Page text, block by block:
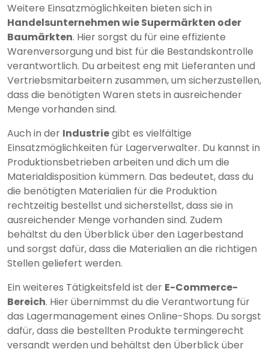
Weitere Einsatzmöglichkeiten bieten sich in
Handelsunternehmen wie Supermärkten oder
Baumärkten. Hier sorgst du für eine effiziente
Warenversorgung und bist für die Bestandskontrolle
verantwortlich. Du arbeitest eng mit Lieferanten und
Vertriebsmitarbeitern zusammen, um sicherzustellen,
dass die benötigten Waren stets in ausreichender
Menge vorhanden sind.
Auch in der Industriegibt es vielfältige
Einsatzmöglichkeiten für Lagerverwalter. Du kannst in
Produktionsbetrieben arbeiten und dich um die
Materialdisposition kümmern. Das bedeutet, dass du
die benötigten Materialien für die Produktion
rechtzeitig bestellst und sicherstellst, dass sie in
ausreichender Menge vorhanden sind. Zudem
behältst du den Überblick über den Lagerbestand
und sorgst dafür, dass die Materialien an die richtigen
Stellen geliefert werden.
Ein weiteres Tätigkeitsfeld ist der E-Commerce-
Bereich. Hier übernimmst du die Verantwortung für
das Lagermanagement eines Online-Shops. Du sorgst
dafür, dass die bestellten Produkte termingerecht
versandt werden und behältst den Überblick über